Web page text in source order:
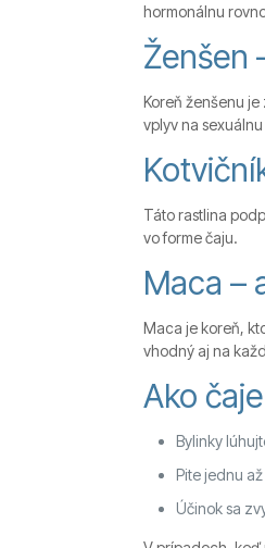
hormonálnu
Ženšen
Koreň ženšenu
vplyv na
Táto rastlina
vo forme čaju.
Maca –
Maca je koreň,
vhodný aj na
Ako
Bylinky
Pite jednu
Účinok sa